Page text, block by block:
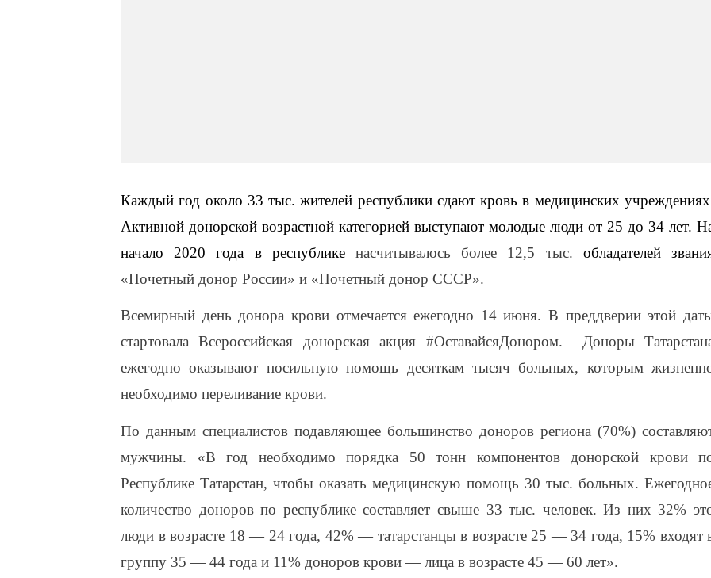
Каждый год около 33 тыс. жителей республики сдают кровь в медицинских
Активной донорской возрастной категорией выступают молодые люди от 25 до 34 лет.
начало 2020 года в республике насчитывалось более 12,5 тыс. обладателей
«Почетный донор России» и «Почетный донор СССР».
Всемирный день донора крови отмечается ежегодно 14 июня. В преддверии этой
стартовала Всероссийская донорская акция #ОставайсяДонором. Доноры
ежегодно оказывают посильную помощь десяткам тысяч больных, которым
необходимо переливание крови.
По данным специалистов подавляющее большинство доноров региона (70%)
мужчины. «В год необходимо порядка 50 тонн компонентов донорской крови
Республике Татарстан, чтобы оказать медицинскую помощь 30 тыс. больных.
количество доноров по республике составляет свыше 33 тыс. человек. Из них 32%
люди в возрасте 18 — 24 года, 42% — татарстанцы в возрасте 25 — 34 года, 15% входят
группу 35 — 44 года и 11% доноров крови — лица в возрасте 45 — 60 лет».